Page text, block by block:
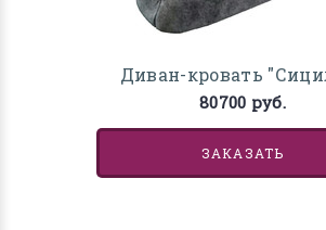
Диван-кровать
80700 руб.
ЗАКАЗАТЬ